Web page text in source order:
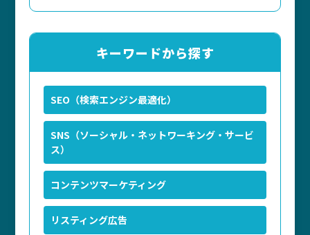
キーワードから探す
SEO（検索エンジン最適化）
SNS（ソーシャル・ネットワーキング・サービ
ス）
コンテンツマーケティング
リスティング広告